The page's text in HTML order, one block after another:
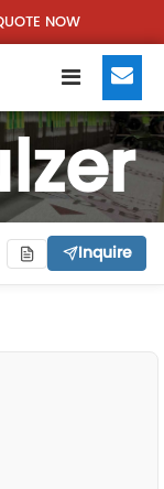
NOW
Inquire